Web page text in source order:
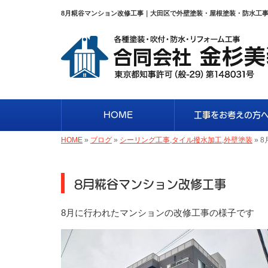
8月糀谷マンション改修工事｜大田区で外壁塗装・屋根塗装・防水工
HOME 工事をお考えの方
HOME » ブログ » シーリング工事,タイル撥水加工,外壁塗装 » 8
8月糀谷マンション改修工事
8月に行われたマンションの改修工事の様子です